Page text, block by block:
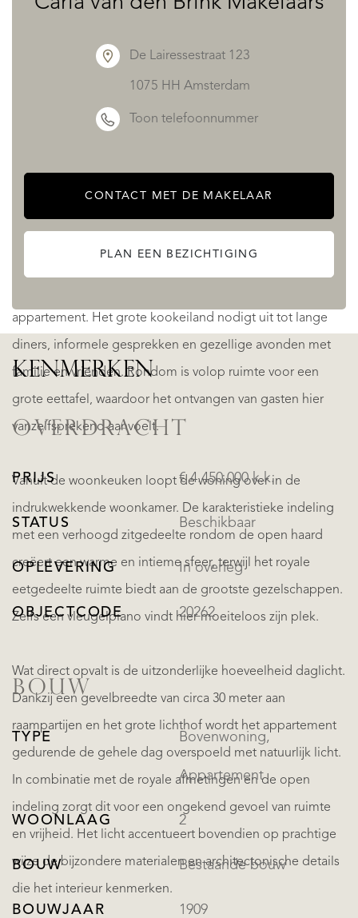
mogelijk om deze bijzondere binnen-buitenruimte
appartement. Het grote kookeiland nodigt uit tot lange
diners, informele gesprekken en gezellige avonden met
familie en vrienden. Rondom is volop ruimte voor een
grote eettafel, waardoor het ontvangen van gasten hier
vanzelfsprekend aanvoelt.
Vanuit de woonkeuken loopt de woning over in de
indrukwekkende woonkamer. De karakteristieke indeling
met een verhoogd zitgedeelte rondom de open haard
creëert een warme en intieme sfeer, terwijl het royale
eetgedeelte ruimte biedt aan de grootste gezelschappen.
Zelfs een vleugelpiano vindt hier moeiteloos zijn plek.
Wat direct opvalt is de uitzonderlijke hoeveelheid daglicht.
Dankzij een gevelbreedte van circa 30 meter aan
raampartijen en het grote lichthof wordt het appartement
gedurende de gehele dag overspoeld met natuurlijk licht.
In combinatie met de royale afmetingen en de open
indeling zorgt dit voor een ongekend gevoel van ruimte
en vrijheid. Het licht accentueert bovendien op prachtige
wijze de bijzondere materialen en architectonische details
die het interieur kenmerken.
De Lairessestraat 123
1075 HH Amsterdam
Toon telefoonnummer
CONTACT MET DE MAKELAAR
PLAN EEN BEZICHTIGING
KENMERKEN
OVERDRACHT
PRIJS € 4.450.000 k.k.
STATUS Beschikbaar
OPLEVERING In overleg
OBJECTCODE 20262
BOUW
TYPE Bovenwoning,
Appartement
WOONLAAG 2
BOUW Bestaande bouw
BOUWJAAR 1909